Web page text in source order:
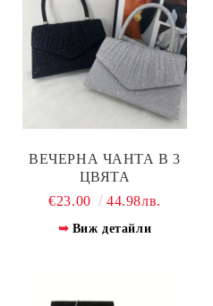
ВЕЧЕРНА ЧАНТА В 3
ЦВЯТА
€23.00
44.98лв.
Виж детайли